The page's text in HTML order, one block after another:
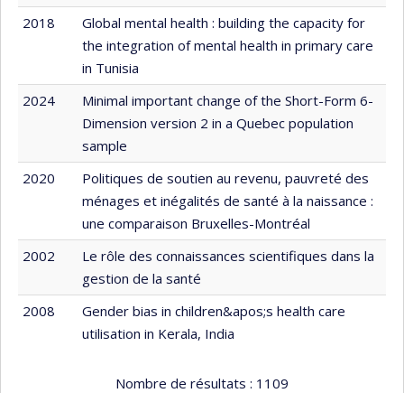
2018
Global mental health : building the capacity for
the integration of mental health in primary care
in Tunisia
2024
Minimal important change of the Short-Form 6-
Dimension version 2 in a Quebec population
sample
2020
Politiques de soutien au revenu, pauvreté des
ménages et inégalités de santé à la naissance :
une comparaison Bruxelles-Montréal
2002
Le rôle des connaissances scientifiques dans la
gestion de la santé
2008
Gender bias in children&apos;s health care
utilisation in Kerala, India
Nombre de résultats : 1109